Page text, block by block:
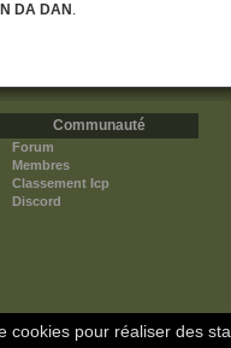
DA DAN .
Communauté
Forum
Membres
Classement Icp
Discord
pour réaliser des